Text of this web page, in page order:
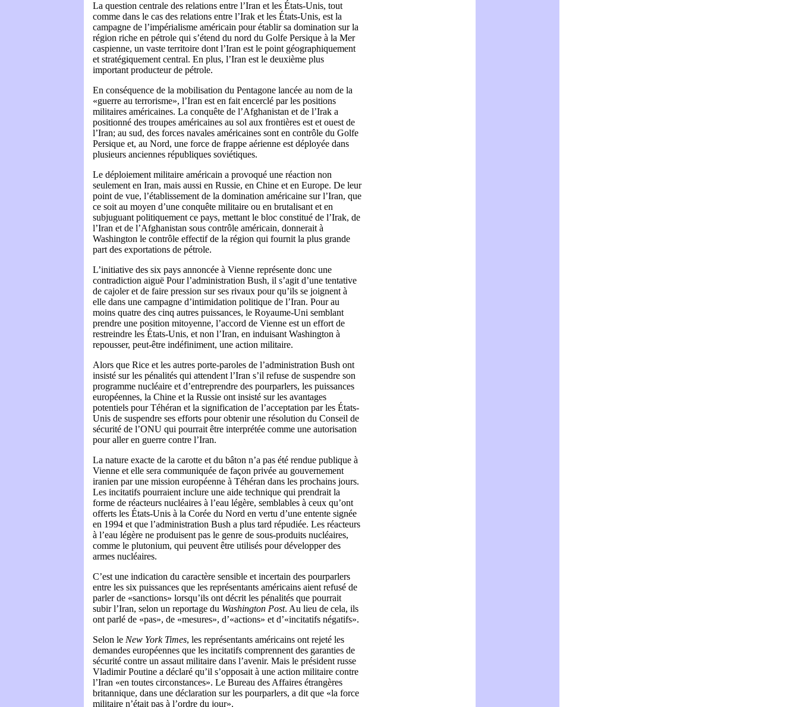
La question centrale des relations entre l’Iran et les États-Unis, tout
comme dans le cas des relations entre l’Irak et les États-Unis, est la
campagne de l’impérialisme américain pour établir sa domination sur la
région riche en pétrole qui s’étend du nord du Golfe Persique à la Mer
caspienne, un vaste territoire dont l’Iran est le point géographiquement
et stratégiquement central. En plus, l’Iran est le deuxième plus
important producteur de pétrole.
En conséquence de la mobilisation du Pentagone lancée au nom de la
«guerre au terrorisme», l’Iran est en fait encerclé par les positions
militaires américaines. La conquête de l’Afghanistan et de l’Irak a
positionné des troupes américaines au sol aux frontières est et ouest de
l’Iran; au sud, des forces navales américaines sont en contrôle du Golfe
Persique et, au Nord, une force de frappe aérienne est déployée dans
plusieurs anciennes républiques soviétiques.
Le déploiement militaire américain a provoqué une réaction non
seulement en Iran, mais aussi en Russie, en Chine et en Europe. De leur
point de vue, l’établissement de la domination américaine sur l’Iran, que
ce soit au moyen d’une conquête militaire ou en brutalisant et en
subjuguant politiquement ce pays, mettant le bloc constitué de l’Irak, de
l’Iran et de l’Afghanistan sous contrôle américain, donnerait à
Washington le contrôle effectif de la région qui fournit la plus grande
part des exportations de pétrole.
L’initiative des six pays annoncée à Vienne représente donc une
contradiction aiguë Pour l’administration Bush, il s’agit d’une tentative
de cajoler et de faire pression sur ses rivaux pour qu’ils se joignent à
elle dans une campagne d’intimidation politique de l’Iran. Pour au
moins quatre des cinq autres puissances, le Royaume-Uni semblant
prendre une position mitoyenne, l’accord de Vienne est un effort de
restreindre les États-Unis, et non l’Iran, en induisant Washington à
repousser, peut-être indéfiniment, une action militaire.
Alors que Rice et les autres porte-paroles de l’administration Bush ont
insisté sur les pénalités qui attendent l’Iran s’il refuse de suspendre son
programme nucléaire et d’entreprendre des pourparlers, les puissances
européennes, la Chine et la Russie ont insisté sur les avantages
potentiels pour Téhéran et la signification de l’acceptation par les États-
Unis de suspendre ses efforts pour obtenir une résolution du Conseil de
sécurité de l’ONU qui pourrait être interprétée comme une autorisation
pour aller en guerre contre l’Iran.
La nature exacte de la carotte et du bâton n’a pas été rendue publique à
Vienne et elle sera communiquée de façon privée au gouvernement
iranien par une mission européenne à Téhéran dans les prochains jours.
Les incitatifs pourraient inclure une aide technique qui prendrait la
forme de réacteurs nucléaires à l’eau légère, semblables à ceux qu’ont
offerts les États-Unis à la Corée du Nord en vertu d’une entente signée
en 1994 et que l’administration Bush a plus tard répudiée. Les réacteurs
à l’eau légère ne produisent pas le genre de sous-produits nucléaires,
comme le plutonium, qui peuvent être utilisés pour développer des
armes nucléaires.
C’est une indication du caractère sensible et incertain des pourparlers
entre les six puissances que les représentants américains aient refusé de
parler de «sanctions» lorsqu’ils ont décrit les pénalités que pourrait
subir l’Iran, selon un reportage du Washington Post. Au lieu de cela, ils
ont parlé de «pas», de «mesures», d’«actions» et d’«incitatifs négatifs».
Selon le New York Times, les représentants américains ont rejeté les
demandes européennes que les incitatifs comprennent des garanties de
sécurité contre un assaut militaire dans l’avenir. Mais le président russe
Vladimir Poutine a déclaré qu’il s’opposait à une action militaire contre
l’Iran «en toutes circonstances». Le Bureau des Affaires étrangères
britannique, dans une déclaration sur les pourparlers, a dit que «la force
militaire n’était pas à l’ordre du jour».